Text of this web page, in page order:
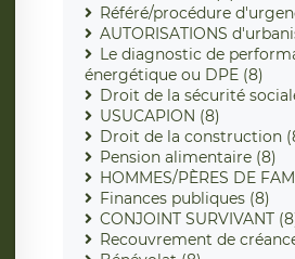
Référé/procédure
AUTORISATIONS
Le diagnostic de
énergétique ou DPE (8)
Droit de la sécurité
USUCAPION (8)
Droit de la construction
Pension alimentaire (8)
HOMMES/PÈRES DE
Finances publiques (8)
CONJOINT SURVIVANT
Recouvrement de